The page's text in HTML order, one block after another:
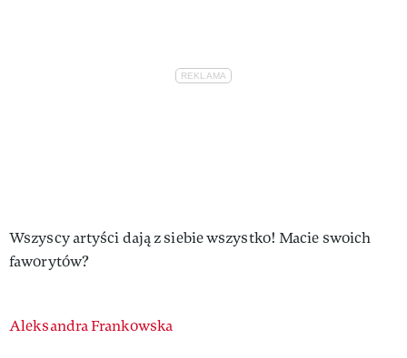
Wszyscy artyści dają z siebie wszystko! Macie swoich
faworytów?
Authors
Aleksandra Frankowska